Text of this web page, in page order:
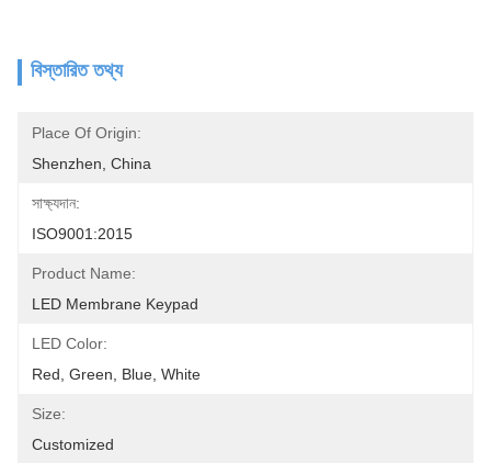
বিস্তারিত তথ্য
Place Of Origin:
Shenzhen, China
সাক্ষ্যদান:
ISO9001:2015
Product Name:
LED Membrane Keypad
LED Color:
Red, Green, Blue, White
Size:
Customized